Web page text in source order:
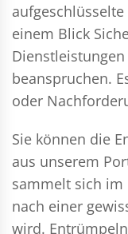
einem Blick
beanspruchen.
oder
Sie können die
aus unserem
sammelt sich im
nach einer
wird.